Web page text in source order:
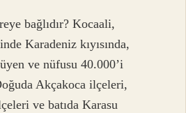
bağlıdır? Kocaali,
Karadeniz kıyısında,
ve nüfusu 40.000’i
Akçakoca ilçeleri,
ve batıda Karasu